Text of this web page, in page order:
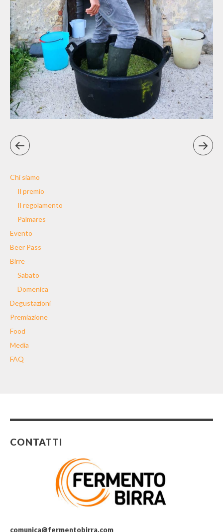
Chi siamo
Il premio
Il regolamento
Palmares
Evento
Beer Pass
Birre
Sabato
Domenica
Degustazioni
Premiazione
Food
Media
FAQ
CONTATTI
comunica@fermentobirra.com